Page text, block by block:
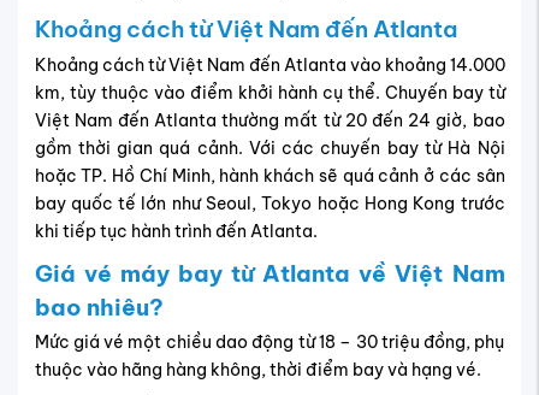
Khoảng cách từ Việt Nam đến Atlanta
Khoảng cách từ Việt Nam đến Atlanta vào khoảng 14.000
km, tùy thuộc vào điểm khởi hành cụ thể. Chuyến bay từ
Việt Nam đến Atlanta thường mất từ 20 đến 24 giờ, bao
gồm thời gian quá cảnh. Với các chuyến bay từ Hà Nội
hoặc TP. Hồ Chí Minh, hành khách sẽ quá cảnh ở các sân
bay quốc tế lớn như Seoul, Tokyo hoặc Hong Kong trước
khi tiếp tục hành trình đến Atlanta.
Giá vé máy bay từ Atlanta về Việt Nam
bao nhiêu?
Mức giá vé một chiều dao động từ 18 – 30 triệu đồng, phụ
thuộc vào hãng hàng không, thời điểm bay và hạng vé.